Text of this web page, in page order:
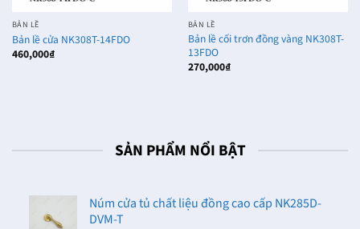
BẢN LỀ
Bản lề cửa NK308T-14FDO
460,000₫
BẢN LỀ
Bản lề cối trơn đồng vàng NK308T-
13FDO
270,000₫
SẢN PHẨM NỔI BẬT
Núm cửa tủ chất liệu đồng cao cấp NK285D-
DVM-T